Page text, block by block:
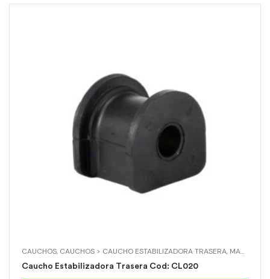
CAUCHOS, CAUCHOS > CAUCHO ESTABILIZADORA TRASERA, MAZDA
Caucho Estabilizadora Trasera Cod: CL020